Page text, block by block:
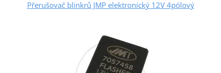
Přerušovač blinkrů JMP elektronický 12V 4pólový